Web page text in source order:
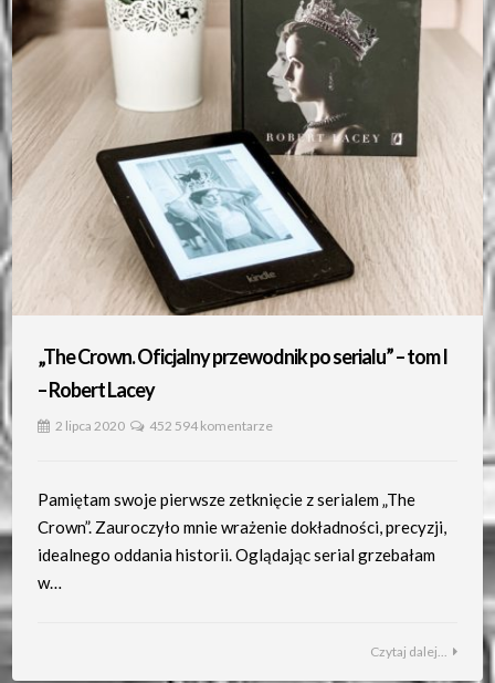
„The Crown. Oficjalny przewodnik po serialu” – tom I
– Robert Lacey
2 lipca 2020 452 594 komentarze
Pamiętam swoje pierwsze zetknięcie z serialem „The
Crown”. Zauroczyło mnie wrażenie dokładności, precyzji,
idealnego oddania historii. Oglądając serial grzebałam
w…
Czytaj dalej...